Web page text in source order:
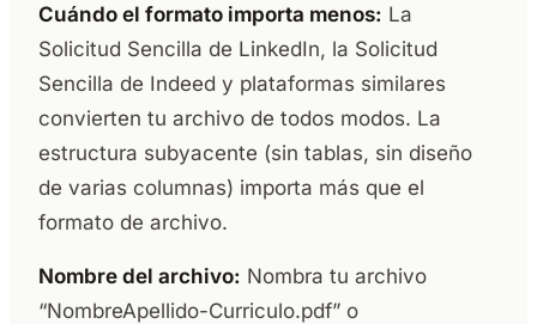
Cuándo el formato importa menos: La
Solicitud Sencilla de LinkedIn, la Solicitud
Sencilla de Indeed y plataformas similares
convierten tu archivo de todos modos. La
estructura subyacente (sin tablas, sin diseño
de varias columnas) importa más que el
formato de archivo.
Nombre del archivo: Nombra tu archivo
“NombreApellido-Curriculo.pdf” o